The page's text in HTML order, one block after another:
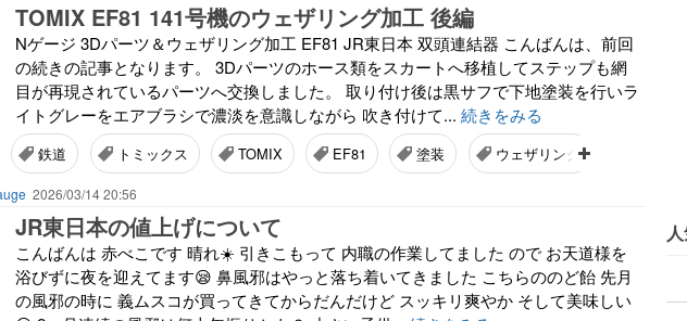
TOMIX EF81 141号機のウェザリング加工 後編
Nゲージ 3Dパーツ＆ウェザリング加工 EF81 JR東日本 双頭連結器 こんばんは、前回
の続きの記事となります。 3Dパーツのホース類をスカートへ移植してステップも網
目が再現されているパーツへ交換しました。 取り付け後は黒サフで下地塗装を行いラ
イトグレーをエアブラシで濃淡を意識しながら 吹き付けて... 続きをみる
鉄道 トミックス TOMIX EF81 塗装 ウェザリング
2026/03/14 20:56
JR東日本の値上げについて
こんばんは 赤べこです 晴れ☀️ 引きこもって 内職の作業してました ので お天道様を
浴びずに夜を迎えてます😪 鼻風邪はやっと落ち着いてきました こちらののど飴 先月
の風邪の時に 義ムスコが買ってきてからだんだけど スッキリ爽やか そして美味しい